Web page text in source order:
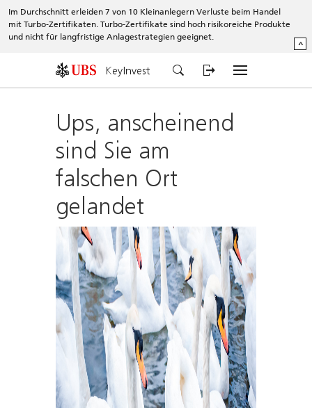
Im Durchschnitt erleiden 7 von 10 Kleinanlegern Verluste beim Handel
mit Turbo-Zertifikaten. Turbo-Zertifikate sind hoch risikoreiche Produkte
und nicht für langfristige Anlagestrategien geeignet.
^
KeyInvest
Ups, anscheinend
sind Sie am
falschen Ort
gelandet